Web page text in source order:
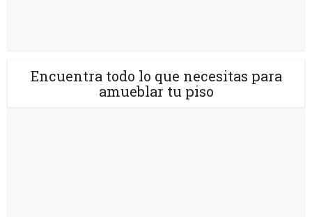
Encuentra todo lo que necesitas para
amueblar tu piso